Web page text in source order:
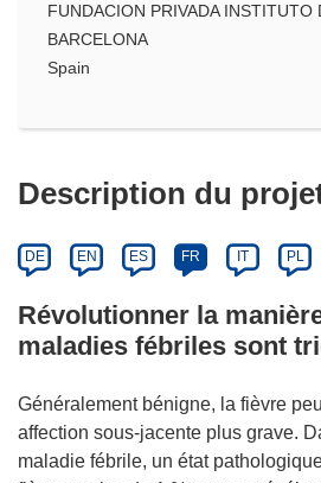
FUNDACION PRIVADA INSTITUTO
BARCELONA
Spain
Description du
DE EN ES FR IT PL
Révolutionner la
maladies fébriles sont
Généralement bénigne, la fièvre
affection sous-jacente plus grave.
maladie fébrile, un état